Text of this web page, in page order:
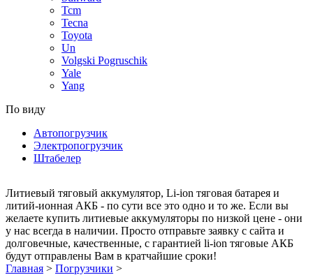
Tcm
Tecna
Toyota
Un
Volgski Pogruschik
Yale
Yang
По виду
Автопогрузчик
Электропогрузчик
Штабелер
Литиевый тяговый аккумулятор, Li-ion тяговая батарея и
литий-ионная АКБ - по сути все это одно и то же. Если вы
желаете купить литиевые аккумуляторы по низкой цене - они
у нас всегда в наличии. Просто отправьте заявку с сайта и
долговечные, качественные, с гарантией li-ion тяговые АКБ
будут отправлены Вам в кратчайшие сроки!
Главная > Погрузчики >